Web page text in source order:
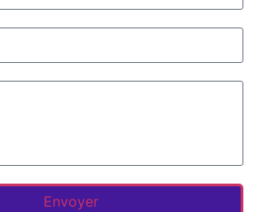
Envoyer